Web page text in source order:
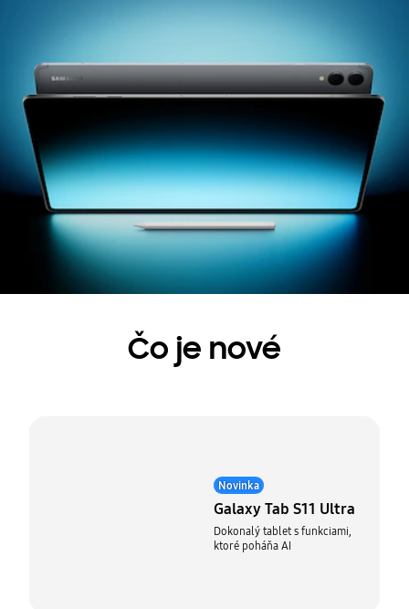
Čo je nové
Novinka
Galaxy Tab S11 Ultra
Dokonalý tablet s funkciami,
ktoré poháňa AI